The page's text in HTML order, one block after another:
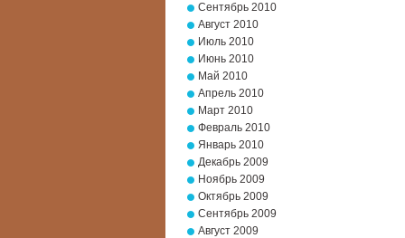
Сентябрь 2010
Август 2010
Июль 2010
Июнь 2010
Май 2010
Апрель 2010
Март 2010
Февраль 2010
Январь 2010
Декабрь 2009
Ноябрь 2009
Октябрь 2009
Сентябрь 2009
Август 2009